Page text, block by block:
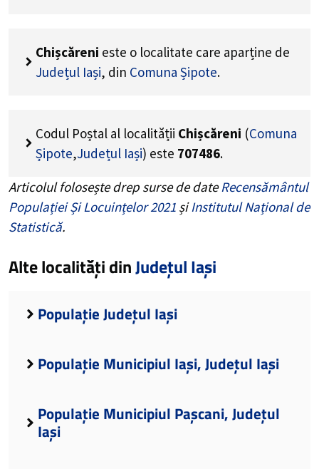
Chișcăreni este o localitate care aparține de
Județul Iași, din Comuna Șipote.
Codul Poștal al localității Chișcăreni (Comuna
Șipote,Județul Iași) este 707486.
Articolul folosește drep surse de dateRecensământul
Populației Și Locuințelor 2021 șiInstitutul Național de
Statistică.
Alte localități dinJudețul Iași
Populație Județul Iași
Populație Municipiul Iași, Județul Iași
Populație Municipiul Pașcani, Județul
Iași